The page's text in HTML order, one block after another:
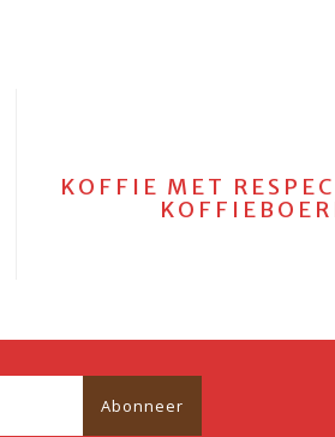
KOFFIE MET
Abonneer